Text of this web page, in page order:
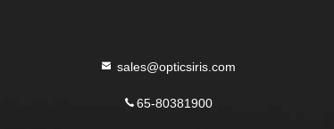
sales@opticsiris.com
65-80381900